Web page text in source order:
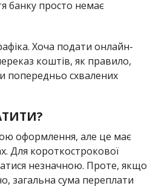
банку просто немає
Хоча подати онлайн-
коштів, як правило,
попередньо схвалених
оформлення, але це має
Для короткострокової
незначною. Проте, якщо
загальна сума переплати